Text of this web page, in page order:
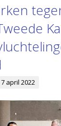
7 april 2022